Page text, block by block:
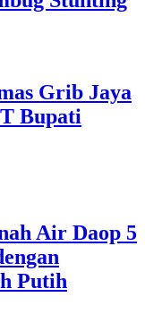
Grib Jaya
Bupati
Air Daop 5
Putih